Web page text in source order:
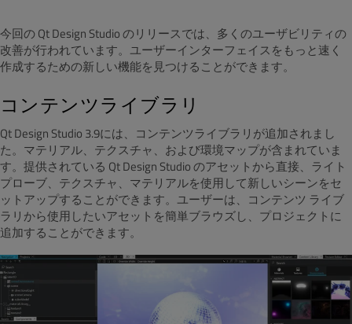
今回の Qt Design Studio のリリースでは、多くのユーザビリティの
改善が行われています。ユーザーインターフェイスをもっと速く
作成するための新しい機能を見つけることができます。
コンテンツライブラリ
Qt Design Studio 3.9には、コンテンツライブラリが追加されまし
た。マテリアル、テクスチャ、および環境マップが含まれていま
す。提供されている Qt Design Studio のアセットから直接、ライト
プローブ、テクスチャ、マテリアルを使用して新しいシーンをセ
ットアップすることができます。ユーザーは、コンテンツ ライブ
ラリから使用したいアセットを簡単ブラウズし、プロジェクトに
追加することができます。